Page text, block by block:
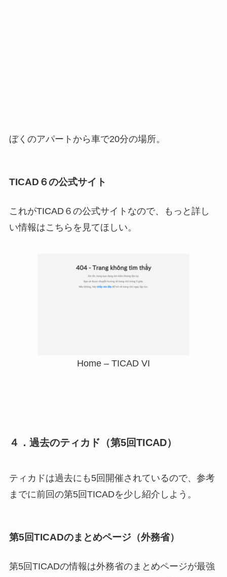
ぼくのアパートから車で20分の場所。
TICAD６の公式サイト
これがTICAD６の公式サイトなので、もっと詳し
い情報はこちらを見てほしい。
Home – TICAD VI
４．過去のティカド（第5回TICAD）
ティカドは過去にも5回開催されているので、参考
までに前回の第5回TICADを少し紹介しよう。
第5回TICADのまとめページ（外務省）
第5回TICADの情報は外務省のまとめページが最強